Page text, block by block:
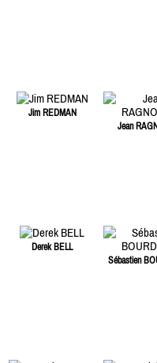
Jim REDMAN
Jean
Derek BELL
Sébastien